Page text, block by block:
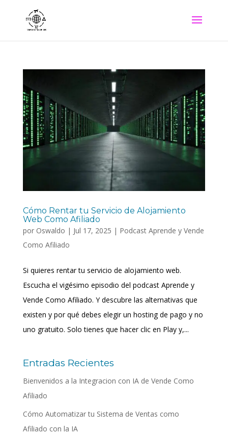
Cómo Rentar tu Servicio de Alojamiento
Web Como Afiliado
por Oswaldo | Jul 17, 2025 | Podcast Aprende y Vende
Como Afiliado
Si quieres rentar tu servicio de alojamiento web.
Escucha el vigésimo episodio del podcast Aprende y
Vende Como Afiliado. Y descubre las alternativas que
existen y por qué debes elegir un hosting de pago y no
uno gratuito. Solo tienes que hacer clic en Play y,...
Entradas Recientes
Bienvenidos a la Integracion con IA de Vende Como
Afiliado
Cómo Automatizar tu Sistema de Ventas como
Afiliado con la IA